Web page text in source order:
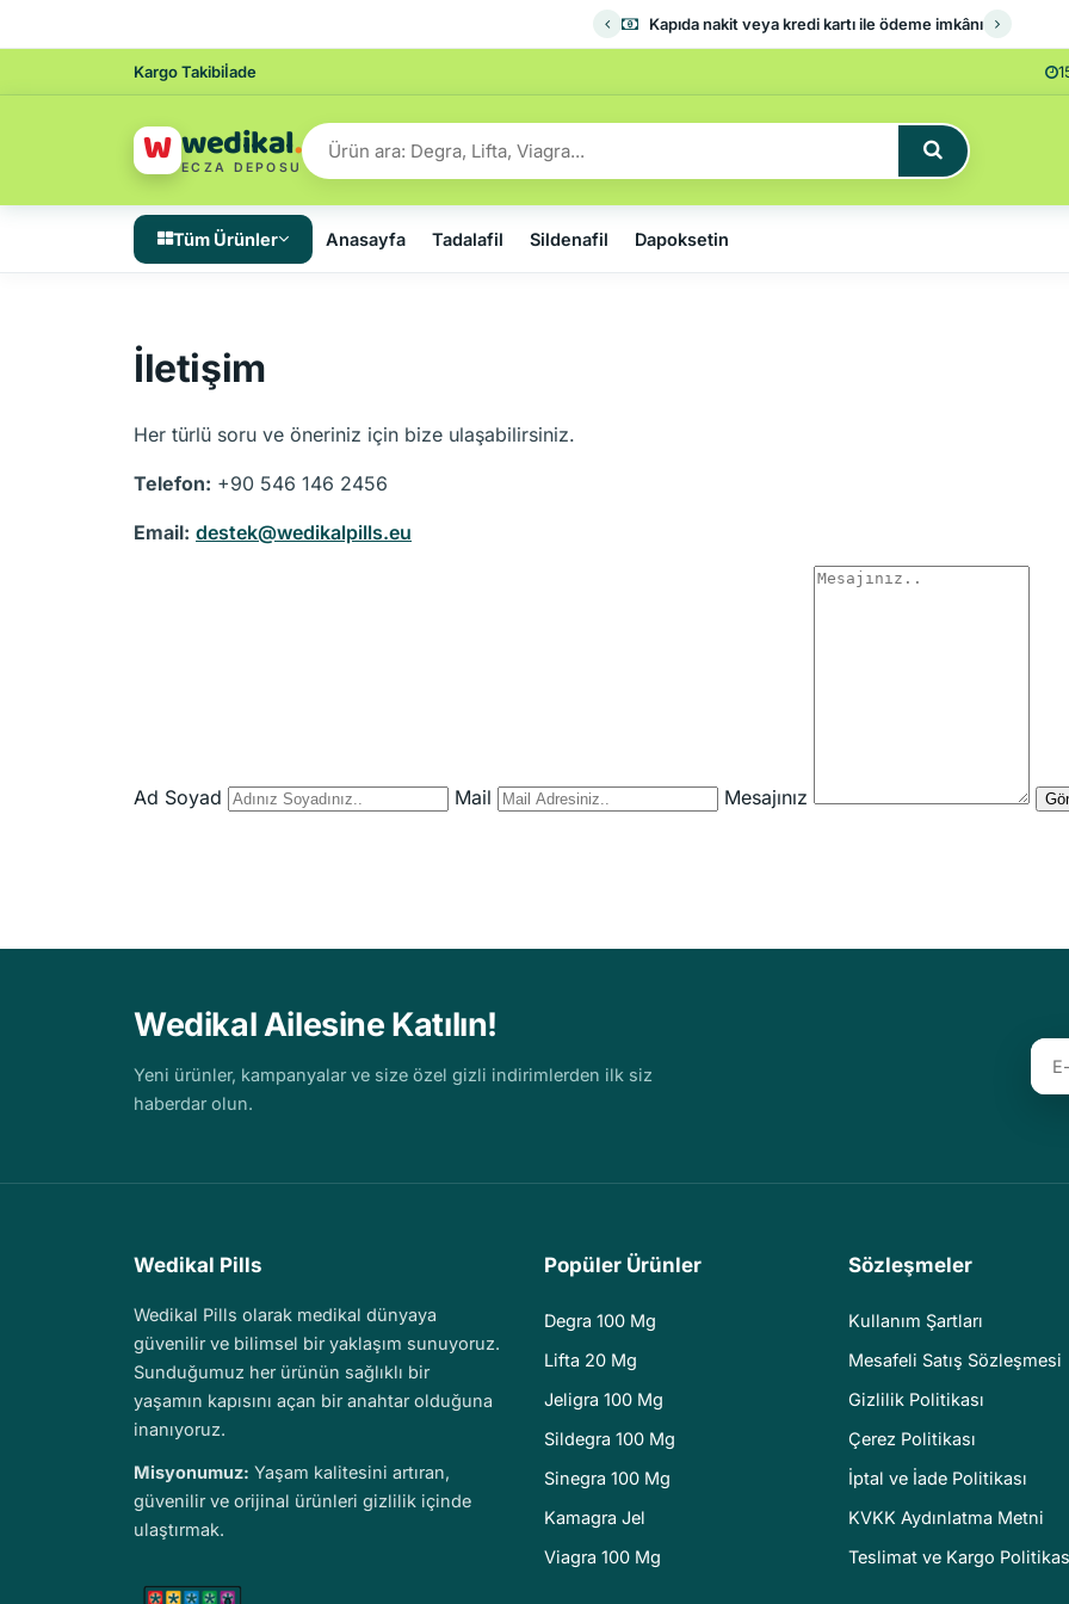
Kapıda nakit veya kredi kartı ile ödeme imkânı
Kargo Takibiİade
Wwedikal.
ECZA DEPOSU
Tüm Ürünler Anasayfa Tadalafil Sildenafil Dapoksetin
İletişim
Her türlü soru ve öneriniz için bize ulaşabilirsiniz.
Telefon: +90 546 146 2456
Email: destek@wedikalpills.eu
Ad Soyad Mail Mesajınız
Wedikal Ailesine Katılın!
Yeni ürünler, kampanyalar ve size özel gizli indirimlerden ilk siz
haberdar olun.
Wedikal Pills
Wedikal Pills olarak medikal dünyaya
güvenilir ve bilimsel bir yaklaşım sunuyoruz.
Sunduğumuz her ürünün sağlıklı bir
yaşamın kapısını açan bir anahtar olduğuna
inanıyoruz.
Misyonumuz: Yaşam kalitesini artıran,
güvenilir ve orijinal ürünleri gizlilik içinde
ulaştırmak.
Popüler Ürünler
Degra 100 Mg
Lifta 20 Mg
Jeligra 100 Mg
Sildegra 100 Mg
Sinegra 100 Mg
Kamagra Jel
Viagra 100 Mg
Sözleşmeler
Kullanım Şartları
Mesafeli Satış Sözleşmesi
Gizlilik Politikası
Çerez Politikası
İptal ve İade Politikası
KVKK Aydınlatma Metni
Teslimat ve Kargo